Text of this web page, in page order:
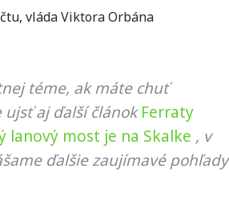
, vláda Viktora Orbána
téme, ak máte chuť
aj ďalší článok Ferraty
lanový most je na Skalke , v
ďalšie zaujímavé pohľady